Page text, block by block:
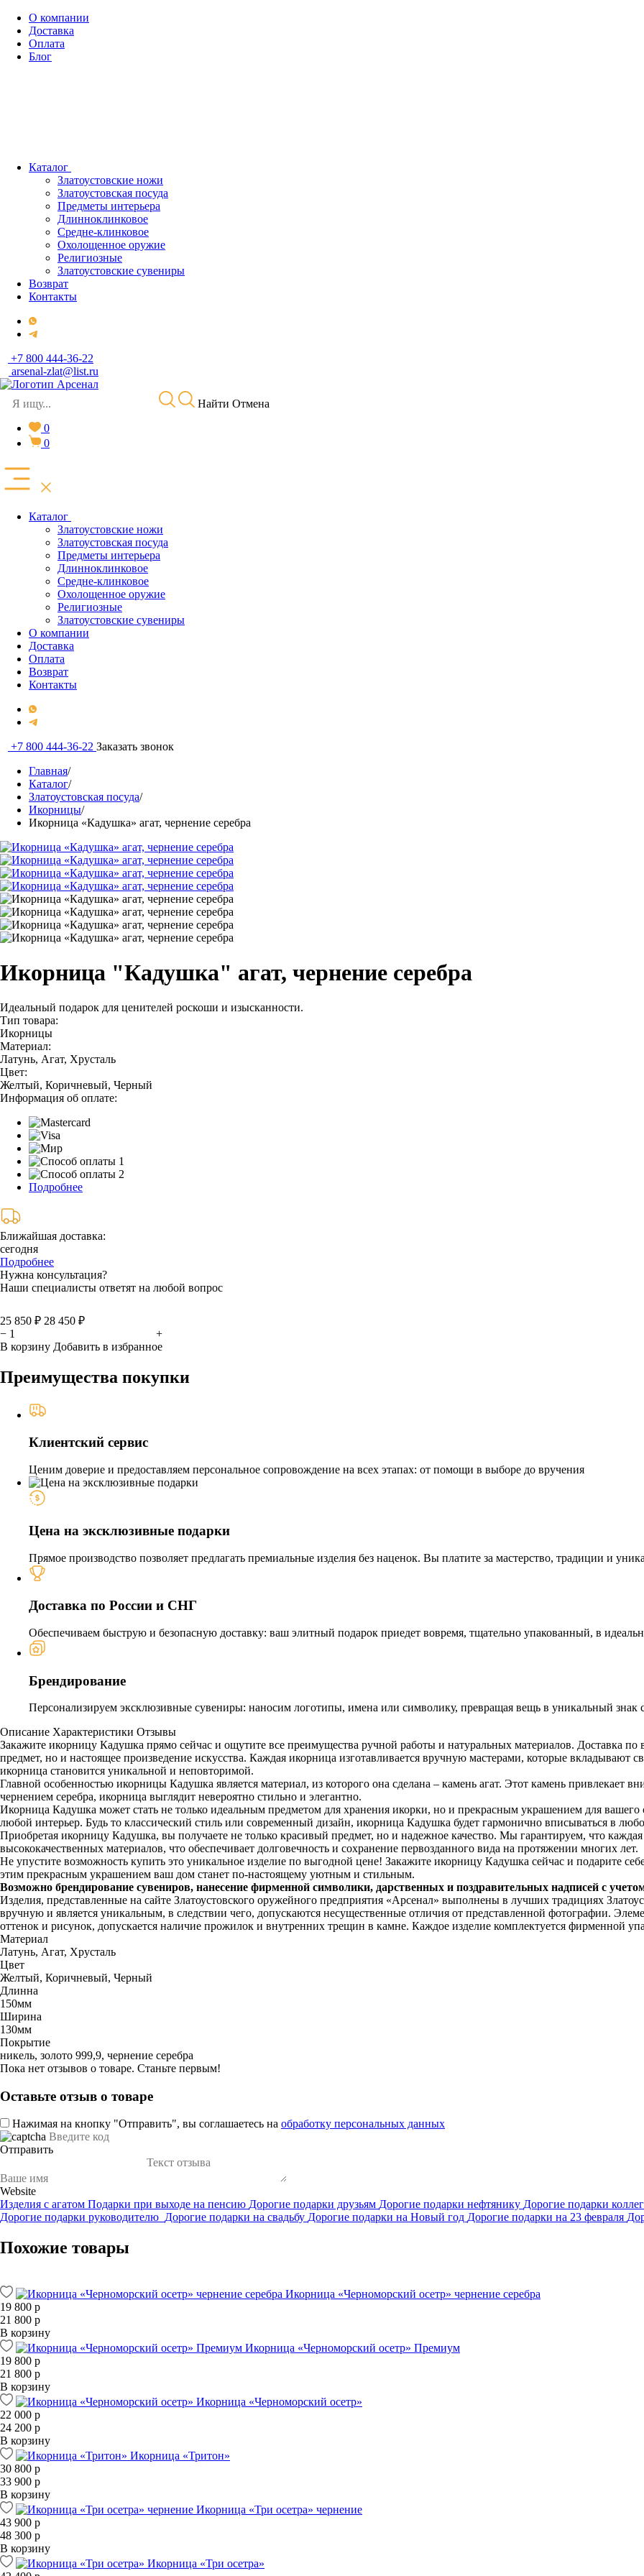
О компании
Доставка
Оплата
Блог
Каталог
Златоустовские ножи
Златоустовская посуда
Предметы интерьера
Длинноклинковое
Средне-клинковое
Охолощенное оружие
Религиозные
Златоустовские сувениры
Возврат
Контакты
+7 800 444-36-22
arsenal-zlat@list.ru
Найти Отмена
0
0
Каталог
Златоустовские ножи
Златоустовская посуда
Предметы интерьера
Длинноклинковое
Средне-клинковое
Охолощенное оружие
Религиозные
Златоустовские сувениры
О компании
Доставка
Оплата
Возврат
Контакты
+7 800 444-36-22 Заказать звонок
Главная/
Каталог/
Златоустовская посуда/
Икорницы/
Икорница «Кадушка» агат, чернение серебра
Икорница "Кадушка" агат, чернение серебра
Идеальный подарок для ценителей роскоши и изысканности.
Тип товара:
Икорницы
Материал:
Латунь, Агат, Хрусталь
Цвет:
Желтый, Коричневый, Черный
Информация об оплате:
Подробнее
Ближайшая доставка:
сегодня
Подробнее
Нужна консультация?
Наши специалисты ответят на любой вопрос
25 850 ₽ 28 450 ₽
−
+
В корзину Добавить в избранное
Преимущества покупки
Клиентский сервис
Ценим доверие и предоставляем персональное сопровождение на всех этапах: от помощи в выборе до вручения
Цена на эксклюзивные подарки
Прямое производство позволяет предлагать премиальные изделия без наценок. Вы платите за мастерство, традиции и
Доставка по России и СНГ
Обеспечиваем быструю и безопасную доставку: ваш элитный подарок приедет вовремя, тщательно упакованный, в
Брендирование
Персонализируем эксклюзивные сувениры: наносим логотипы, имена или символику, превращая вещь в уникальный знак
Описание Характеристики Отзывы
Закажите икорницу Кадушка прямо сейчас и ощутите все преимущества ручной работы и натуральных материалов. Доставка
предмет, но и настоящее произведение искусства. Каждая икорница изготавливается вручную мастерами, которые вкладывают
икорница становится уникальной и неповторимой.
Главной особенностью икорницы Кадушка является материал, из которого она сделана – камень агат. Этот камень привлекает
чернением серебра, икорница выглядит невероятно стильно и элегантно.
Икорница Кадушка может стать не только идеальным предметом для хранения икорки, но и прекрасным украшением для
любой интерьер. Будь то классический стиль или современный дизайн, икорница Кадушка будет гармонично вписываться в
Приобретая икорницу Кадушка, вы получаете не только красивый предмет, но и надежное качество. Мы гарантируем, что каждая
высококачественных материалов, что обеспечивает долговечность и сохранение первозданного вида на протяжении многих лет.
Не упустите возможность купить это уникальное изделие по выгодной цене! Закажите икорницу Кадушка сейчас и подарите
этим прекрасным украшением ваш дом станет по-настоящему уютным и стильным.
Возможно брендирование сувениров, нанесение фирменной символики, дарственных и поздравительных надписей с
Изделия, представленные на сайте Златоустовского оружейного предприятия «Арсенал» выполнены в лучших традициях
вручную и является уникальным, в следствии чего, допускаются несущественные отличия от представленной фотографии.
оттенок и рисунок, допускается наличие прожилок и внутренних трещин в камне. Каждое изделие комплектуется фирменной
Материал
Латунь, Агат, Хрусталь
Цвет
Желтый, Коричневый, Черный
Длинна
150мм
Ширина
130мм
Покрытие
никель, золото 999,9, чернение серебра
Пока нет отзывов о товаре. Станьте первым!
Оставьте отзыв о товаре
Нажимая на кнопку "Отправить", вы соглашаетесь на обработку персональных данных
Отправить
Website
Изделия с агатом Подарки при выходе на пенсию Дорогие подарки друзьям Дорогие подарки нефтянику Дорогие подарки
Дорогие подарки руководителю Дорогие подарки на свадьбу Дорогие подарки на Новый год Дорогие подарки на 23 февраля
Похожие товары
Икорница «Черноморский осетр» чернение серебра
19 800 р
21 800 р
В корзину
Икорница «Черноморский осетр» Премиум
19 800 р
21 800 р
В корзину
Икорница «Черноморский осетр»
22 000 р
24 200 р
В корзину
Икорница «Тритон»
30 800 р
33 900 р
В корзину
Икорница «Три осетра» чернение
43 900 р
48 300 р
В корзину
Икорница «Три осетра»